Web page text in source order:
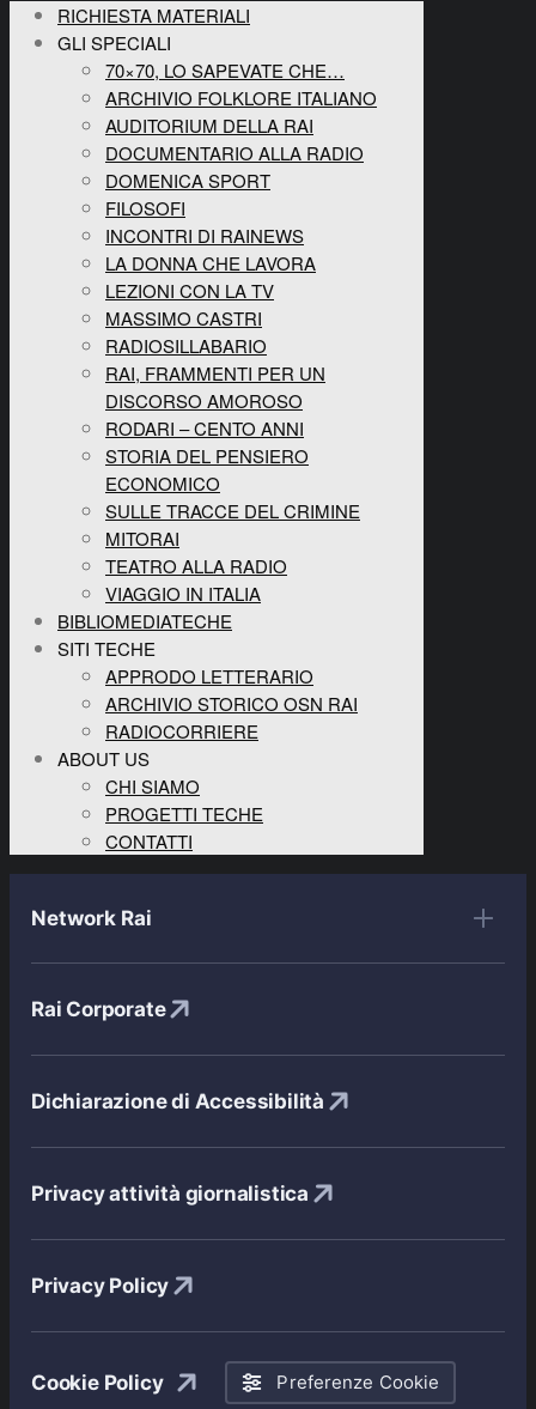
RICHIESTA MATERIALI
GLI SPECIALI
70×70, LO SAPEVATE CHE…
ARCHIVIO FOLKLORE ITALIANO
AUDITORIUM DELLA RAI
DOCUMENTARIO ALLA RADIO
DOMENICA SPORT
FILOSOFI
INCONTRI DI RAINEWS
LA DONNA CHE LAVORA
LEZIONI CON LA TV
MASSIMO CASTRI
RADIOSILLABARIO
RAI, FRAMMENTI PER UN
DISCORSO AMOROSO
RODARI – CENTO ANNI
STORIA DEL PENSIERO
ECONOMICO
SULLE TRACCE DEL CRIMINE
MITORAI
TEATRO ALLA RADIO
VIAGGIO IN ITALIA
BIBLIOMEDIATECHE
SITI TECHE
APPRODO LETTERARIO
ARCHIVIO STORICO OSN RAI
RADIOCORRIERE
ABOUT US
CHI SIAMO
PROGETTI TECHE
CONTATTI